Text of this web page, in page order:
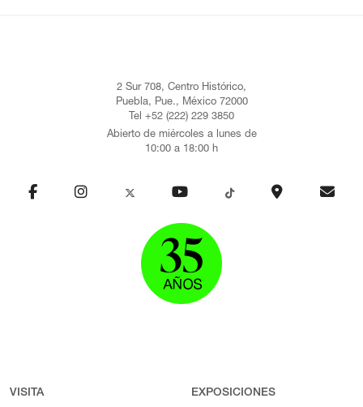
2 Sur 708, Centro Histórico,
Puebla, Pue., México 72000
Tel +52 (222) 229 3850
Abierto de miércoles a lunes de
10:00 a 18:00 h
VISITA EXPOSICIONES